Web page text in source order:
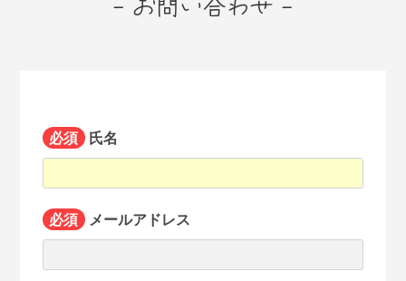
- お問い合わせ -
必須 氏名
必須 メールアドレス